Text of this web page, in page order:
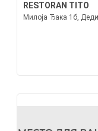
RESTORAN TITO
Милоја Ђака 1б,